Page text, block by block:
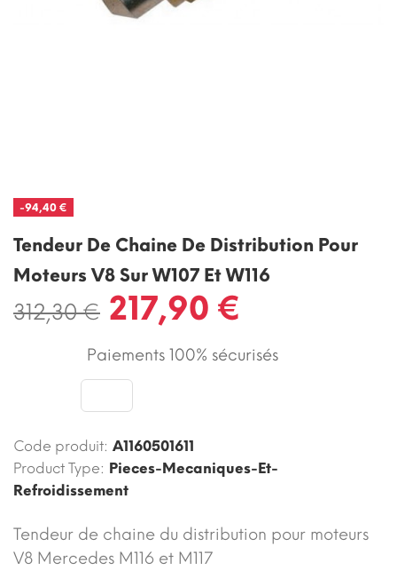
-94,40 €
Tendeur De Chaine De Distribution Pour
Moteurs V8 Sur W107 Et W116
312,30 € 217,90 €
Paiements 100% sécurisés
Code produit: A1160501611
Product Type: Pieces-Mecaniques-Et-
Refroidissement
Tendeur de chaine du distribution pour moteurs
V8 Mercedes M116 et M117